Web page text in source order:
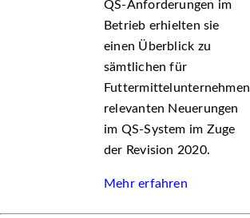
QS-Anforderungen im
Betrieb erhielten sie
einen Überblick zu
sämtlichen für
Futtermittelunternehmen
relevanten Neuerungen
im QS-System im Zuge
der Revision 2020.
Mehr erfahren